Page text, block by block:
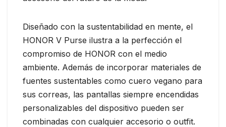
Diseñado con la sustentabilidad en mente, el
HONOR V Purse ilustra a la perfección el
compromiso de HONOR con el medio
ambiente. Además de incorporar materiales de
fuentes sustentables como cuero vegano para
sus correas, las pantallas siempre encendidas
personalizables del dispositivo pueden ser
combinadas con cualquier accesorio o outfit.